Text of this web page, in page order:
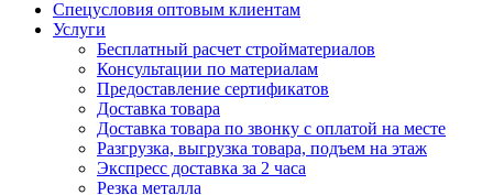
Спецусловия оптовым клиентам
Услуги
Бесплатный расчет стройматериалов
Консультации по материалам
Предоставление сертификатов
Доставка товара
Доставка товара по звонку с оплатой на месте
Разгрузка, выгрузка товара, подъем на этаж
Экспресс доставка за 2 часа
Резка металла